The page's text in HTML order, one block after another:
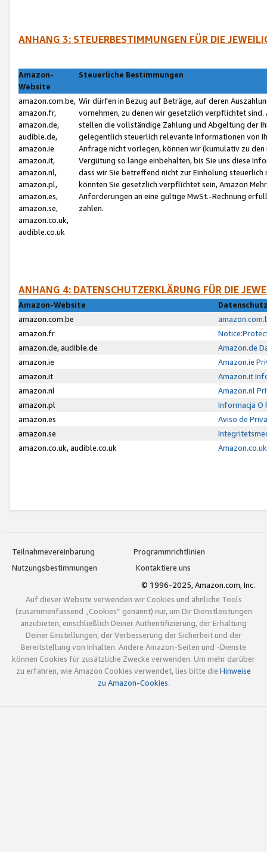
ANHANG 3: STEUERBESTIMMUNGEN FÜR DIE
Amazon-
Website
Steuerliche Bestimmungen
amazon.com.be,
amazon.fr,
amazon.de,
audible.de,
amazon.ie
amazon.it,
amazon.nl,
amazon.pl,
amazon.es,
amazon.se,
amazon.co.uk,
audible.co.uk
Wir dürfen in Bezug auf Beträge, auf deren
vornehmen, zu denen wir gesetzlich verpflichtet
stellen die vollständige Zahlung und Abgeltung der
gelegentlich steuerlich relevante Informationen von
Anfrage nicht vorlegen, können wir (kumulativ zu
Vergütung so lange einbehalten, bis Sie uns diese
dass wir Sie betreffend nicht zur Einholung
könnten Sie gesetzlich verpflichtet sein, Amazon
Anforderungen an eine gültige MwSt.-Rechnung
zahlen.
ANHANG 4: DATENSCHUTZERKLÄRUNG FÜR DIE
Amazon-Website
amazon.com.be
amazon.fr
amazon.de, audible.de
Amazon.de
amazon.ie
Amazon.ie
amazon.it
Amazon.it
amazon.nl
Amazon.nl
amazon.pl
Informacja O
amazon.es
Aviso de
amazon.se
amazon.co.uk, audible.co.uk
Teilnahmevereinbarung
Programmrichtlinien
Nutzungsbestimmungen
Kontaktiere uns
© 1996-2025, Amazon.com, Inc.
Auf dieser Website verwenden wir Cookies und ähnliche Tools
(zusammenfassend „Cookies“ genannt) nur, um Dir Dienstleistungen
anzubieten, einschließlich Deiner Authentifizierung, der Erhaltung
Deiner Einstellungen, der Verbesserung der Sicherheit und der
Bereitstellung von Inhalten. Andere Amazon-Seiten und -Dienste
können Cookies für zusätzliche Zwecke verwenden. Um mehr darüber
zu erfahren, wie Amazon Cookies verwendet, lies bitte die Hinweise
zu Amazon-Cookies.